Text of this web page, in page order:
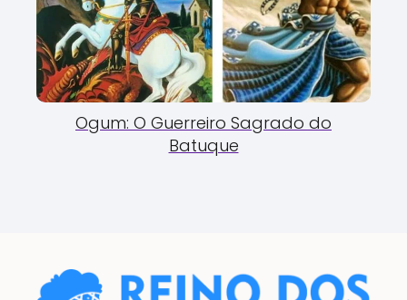
Ogum: O Guerreiro Sagrado do
Batuque